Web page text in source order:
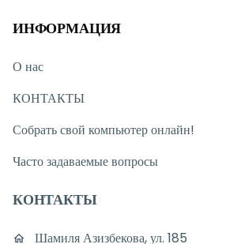
ИНФОРМАЦИЯ
О нас
КОНТАКТЫ
Собрать свой компьютер онлайн!
Часто задаваемые вопросы
КОНТАКТЫ
Шамиля Азизбекова, ул. 185